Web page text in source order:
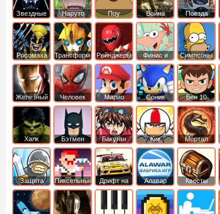
Звездные
войны
Наруто Поу Война Поезда
Росомаха ТрансформерыРейнджеры
Самураи
Финис и
Ферб
Симпсоны
Железный
человек
Человек
Паук
Марио Соник Бен 10
Халк Бэтмен Бакуган
Кик
Бутовский
Мортал
комбат
Защита
королевства
Пиксельные
Дрифт на
машинах
Алавар Квесты